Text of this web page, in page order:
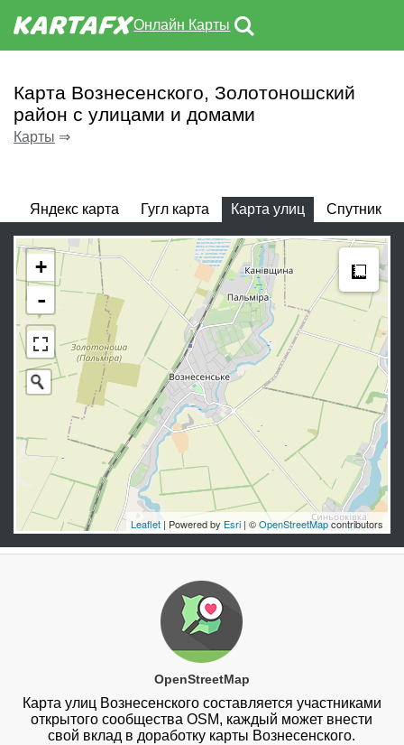
Онлайн Карты
Карта Вознесенского, Золотоношский
район с улицами и домами
Карты ⇒
Яндекс карта Гугл карта Карта улиц Спутник
+
-
Leaflet | Powered by Esri | ©OpenStreetMapcontributors
OpenStreetMap
Карта улиц Вознесенского составляется участниками
открытого сообщества OSM, каждый может внести
свой вклад в доработку карты Вознесенского.